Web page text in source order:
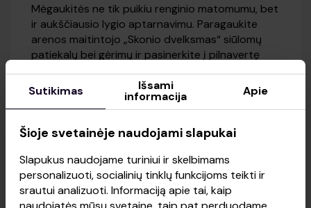
Mėgaukitės ne tik puikiu renginio matomumu, bet
ir aukščiausio lygio aptarnavimu. Paragaukite
arenos maitintojo „Skonio dvelksmas“ siūlomų
patiekalų bei gėrimų ir pasinerkite į pilnavertę
anksto – prieš renginį su jumis susisieks arenos
Sutikimas Išsami
informacija Apie
Šioje svetainėje naudojami slapukai
Slapukus naudojame turiniui ir skelbimams
personalizuoti, socialinių tinklų funkcijoms teikti ir
srautui analizuoti. Informaciją apie tai, kaip